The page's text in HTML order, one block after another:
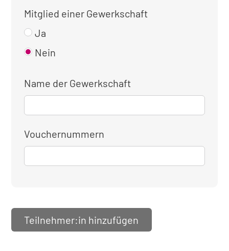
Mitglied einer Gewerkschaft
Ja
Nein
Name der Gewerkschaft
Vouchernummern
Teilnehmer:in hinzufügen